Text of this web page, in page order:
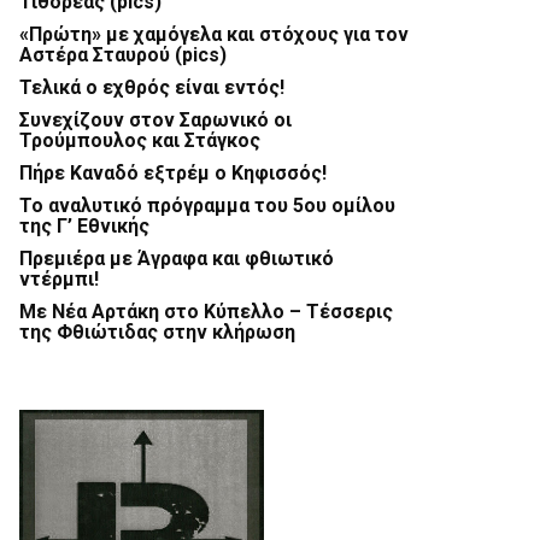
«Πρώτη» με χαμόγελα και στόχους για τον
Αστέρα Σταυρού (pics)
Τελικά ο εχθρός είναι εντός!
Συνεχίζουν στον Σαρωνικό οι
Τρούμπουλος και Στάγκος
Πήρε Καναδό εξτρέμ ο Κηφισσός!
Το αναλυτικό πρόγραμμα του 5ου ομίλου
της Γ’ Εθνικής
Πρεμιέρα με Άγραφα και φθιωτικό
ντέρμπι!
Με Νέα Αρτάκη στο Κύπελλο – Τέσσερις
της Φθιώτιδας στην κλήρωση